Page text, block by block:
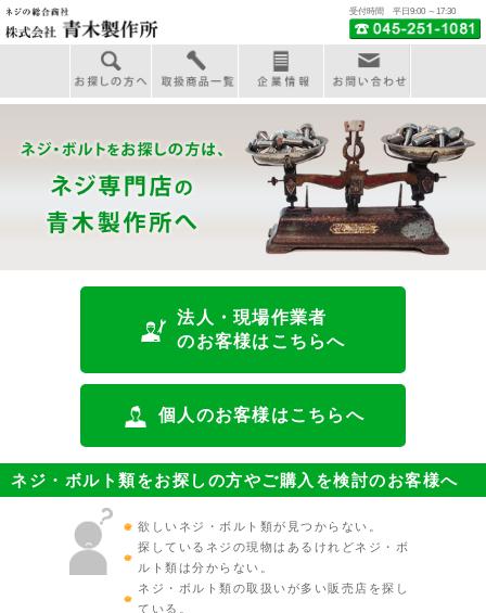
受付時間 平日9:00 ～17:30
法人・現場作業者
のお客様はこちらへ
個人 のお客様はこちらへ
ネジ・ボルト類をお探しの方やご購入を検討のお客様へ
欲しいネジ・ボルト類が見つからない。
探しているネジの現物はあるけれどネジ・ボ
ルト類は分からない。
ネジ・ボルト類の取扱いが多い販売店を探し
ている。